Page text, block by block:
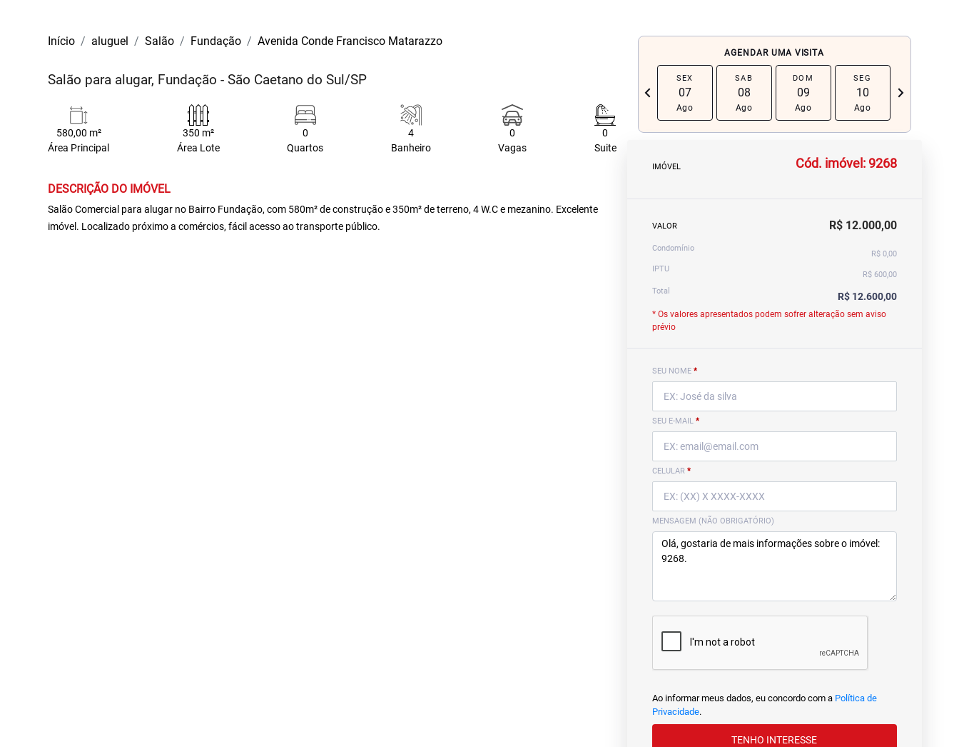
Início aluguel Salão Fundação Avenida Conde Francisco Matarazzo
Salão para alugar, Fundação - São Caetano do Sul/SP
580,00 m²
Área Principal
350 m²
Área Lote
0
Quartos
4
Banheiro
0
Vagas
0
Suite
DESCRIÇÃO DO IMÓVEL
Salão Comercial para alugar no Bairro Fundação, com 580m² de construção e 350m² de terreno, 4 W.C e mezanino. Excelente
imóvel. Localizado próximo a comércios, fácil acesso ao transporte público.
AGENDAR UMA VISITA
chevron_left
SEX
07
Ago
SAB
08
Ago
DOM
09
Ago
SEG
10
Ago
navigate_next
IMÓVEL Cód. imóvel: 9268
VALOR R$ 12.000,00
Condomínio
R$ 0,00
IPTU
R$ 600,00
Total
R$ 12.600,00
* Os valores apresentados podem sofrer alteração sem aviso
prévio
SEU NOME *
SEU E-MAIL *
CELULAR *
MENSAGEM (NÃO OBRIGATÓRIO)
Ao informar meus dados, eu concordo com a Política de
Privacidade.
TENHO INTERESSE